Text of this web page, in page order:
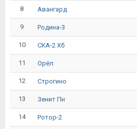
8 Авангард
9 Родина-3
10 СКА-2 Хб
11 Орёл
12 Строгино
13 Зенит Пн
14 Ротор-2